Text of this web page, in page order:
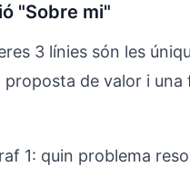
"Sobre mi"
3 línies són les
proposta de valor i
1: quin problema